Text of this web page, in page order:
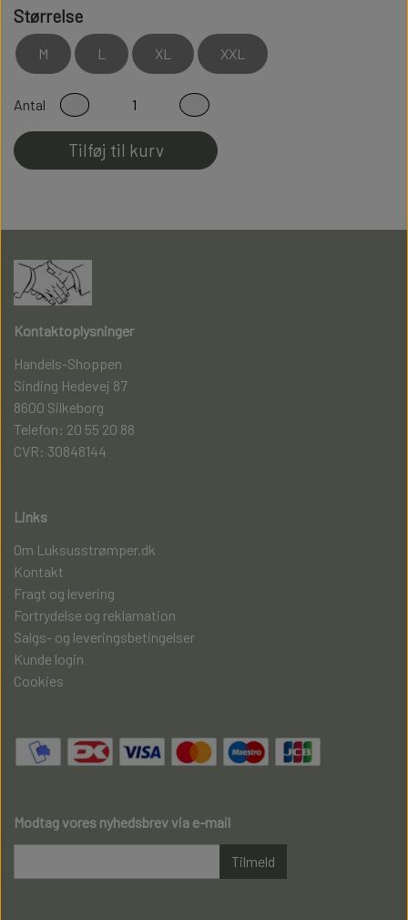
Luksus Boxershorts.
bæredygtighed.
Høj kvalitet er bløde behagelige og holdbare
Modstandsdygtige over for slid
Fladsømmet for ekstra god komfort
Størrelse
M L XL XXL
Antal
Tilføj til kurv
Kontaktoplysninger
Handels-Shoppen
Sinding Hedevej 87
8600 Silkeborg
Telefon: 20 55 20 88
CVR: 30848144
Links
Om Luksusstrømper.dk
Kontakt
Fragt og levering
Fortrydelse og reklamation
Salgs- og leveringsbetingelser
Kunde login
Cookies
Modtag vores nyhedsbrev via e-mail
Tilmeld